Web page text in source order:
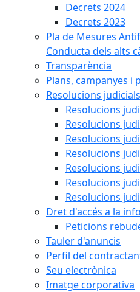
Decrets 2024
Decrets 2023
Pla de Mesures
Conducta dels alts
Transparència
Plans, campanyes i
Resolucions judicials
Resolucions
Resolucions
Resolucions
Resolucions
Resolucions
Resolucions
Resolucions
Dret d'accés a la
Peticions
Tauler d'anuncis
Perfil del
Seu electrònica
Imatge corporativa